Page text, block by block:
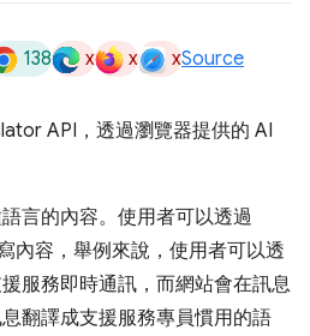
138 x x xSource
API，透過瀏覽器提供的 AI
言的內容。使用者可以透過
內容，舉例來說，使用者可以透
服務即時通訊，而網站會在訊息
翻譯成支援服務專員慣用的語